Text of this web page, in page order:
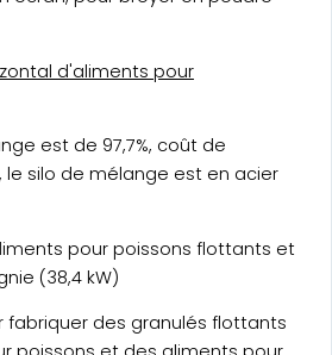
d'aliments pour
est de 97,7%, coût de
silo de mélange est en acier
pour poissons flottants et
(38,4 kW)
fabriquer des granulés flottants